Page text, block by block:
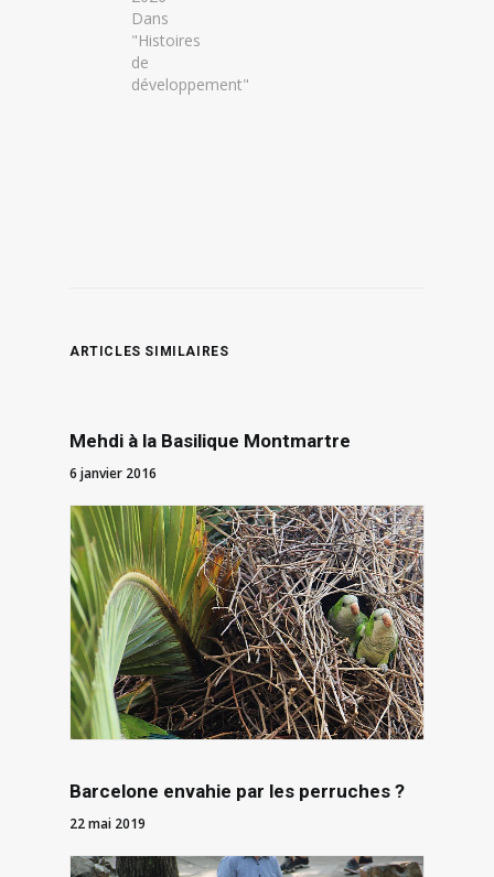
dans un
Dans
"Histoires
de
développement"
ARTICLES SIMILAIRES
Mehdi à la Basilique Montmartre
6 janvier 2016
Barcelone envahie par les perruches ?
22 mai 2019